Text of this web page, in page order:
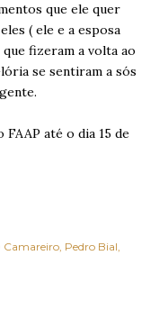
que ele quer
( ele e a esposa
fizeram a volta ao
se sentiram a sós
até o dia 15 de
Camareiro Pedro Bial